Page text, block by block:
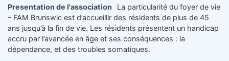
Presentation de l'association
La particularité du foyer de vie
– FAM Brunswic est d’accueillir des résidents de plus de 45
ans jusqu’à la fin de vie. Les résidents présentent un handicap
accru par l’avancée en âge et ses conséquences : la
dépendance, et des troubles somatiques.